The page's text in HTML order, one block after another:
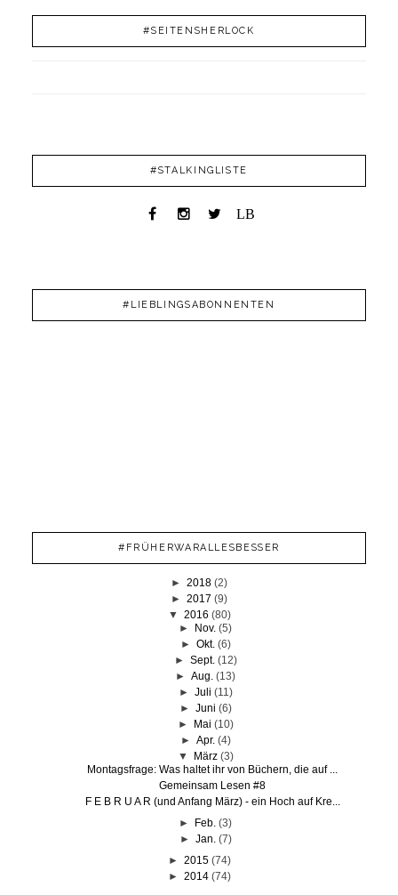
#SEITENSHERLOCK
#STALKINGLISTE
LB
#LIEBLINGSABONNENTEN
#FRÜHERWARALLESBESSER
►2018 (2)
►2017 (9)
▼ 2016 (80)
►
Nov. (5)
► Okt. (6)
► Sept. (12)
►Aug. (13)
► Juli (11)
► Juni (6)
►
Mai (10)
► Apr. (4)
▼
März (3)
Montagsfrage: Was haltet ihr von Büchern, die auf ...
Gemeinsam Lesen #8
F E B R U A R (und Anfang März) - ein Hoch auf Kre...
►
Feb. (3)
► Jan. (7)
► 2015 (74)
► 2014 (74)